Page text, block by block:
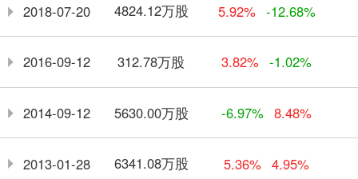
2018-07-20 4824.12万股 5.92% -12.68%
2016-09-12 312.78万股 3.82% -1.02%
2014-09-12 5630.00万股 -6.97% 8.48%
2013-01-28 6341.08万股 5.36% 4.95%